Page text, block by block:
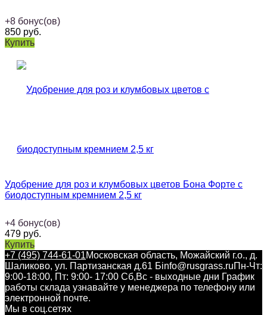
+8 бонус(ов)
850 руб.
Купить
Удобрение для роз и клумбовых цветов Бона Форте с
биодоступным кремнием 2,5 кг
+4 бонус(ов)
479 руб.
Купить
+7 (495) 744-61-01Московская область, Можайский г.о., д.
Шаликово, ул. Партизанская д.61 Бinfo@rusgrass.ruПн-Чт:
9:00-18:00, Пт: 9:00- 17:00 Сб,Вс - выходные дни График
работы склада узнавайте у менеджера по телефону или
электронной почте.
Мы в соц.сетях